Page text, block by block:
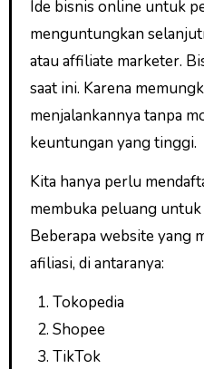
Ide bisnis online untuk
menguntungkan
atau affiliate marketer.
saat ini. Karena
menjalankannya tanpa
keuntungan yang tinggi.
Kita hanya perlu
membuka peluang untuk
Beberapa website yang
afiliasi, di antaranya:
Tokopedia
Shopee
TikTok